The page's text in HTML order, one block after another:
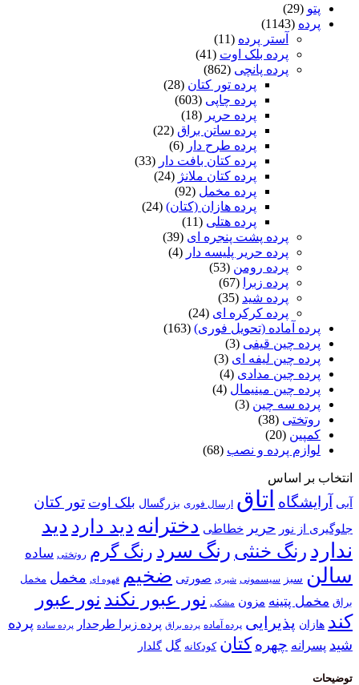
پتو (29)
پرده (1143)
آستر پرده (11)
پرده بلک اوت (41)
پرده پانچی (862)
پرده تور کتان (28)
پرده چاپی (603)
پرده حریر
پرده ساتن براق (22)
پرده طرح دار
پرده کتان بافت دار
پرده کتان ملانژ (24)
پرده مخمل (92)
پرده هازان (کتان) (24)
پرده هتلی (11)
پرده پشت پنجره ای (39)
پرده حریر پلیسه دار
پرده رومن (53)
پرده زبرا
پرده شید (35)
پرده کرکره ای (24)
پرده آماده (تحویل فوری) (163)
پرده چین قیفی (3)
پرده چین لیفه ای (3)
پرده چین مدادی (4)
پرده چین مینیمال (4)
پرده سه چین (3)
روتختی (38)
کمپین (20)
لوازم پرده و نصب (68)
انتخاب بر اساس
آبی آرایشگاهاتاق ارسال فوری بزرگسال بلک اوت تور کتان
جلوگیری از نور حریر خطاطی دخترانهدید دارددید
نداردرنگ خنثی رنگ سردرنگ گرم روتختی ساده
سالن سبز سیسمونی شیری صورتی ضخیم قهوه ای مخمل مخمل
براق مخمل پتینه مزون مشکی نور عبور نکندنور عبور
کند هازان پذیرایی پرده آماده پرده براق پرده زبرا طرحدار پرده ساده پرده
شید پسرانه چهرهکتان کودکانه گل گلدار
توضیحات